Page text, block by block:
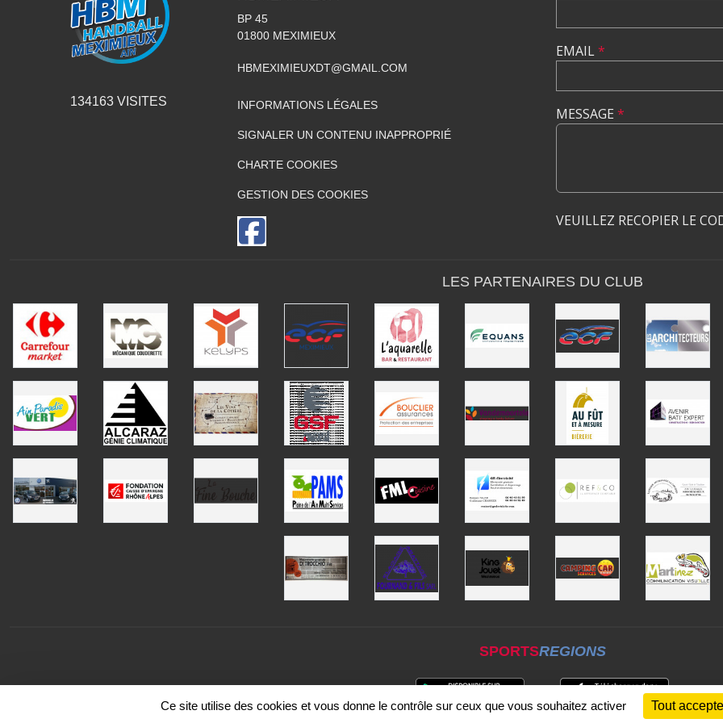
134163 VISITES
BP 45
01800 MEXIMIEUX
HBMEXIMIEUXDT@GMAIL.COM
INFORMATIONS LÉGALES
SIGNALER UN CONTENU INAPPROPRIÉ
CHARTE COOKIES
GESTION DES COOKIES
EMAIL*
MESSAGE *
VEUILLEZ RECOPIER LE
LES PARTENAIRES DU CLUB
SPORTSREGIONS
Ce site utilise des cookies et vous donne le contrôle sur ceux que vous souhaitez activer Tout